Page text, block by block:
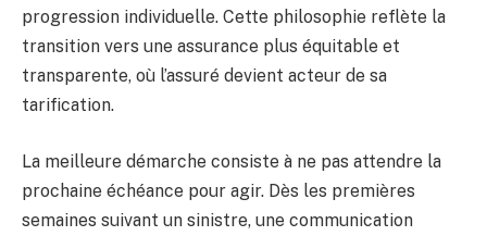
progression individuelle. Cette philosophie reflète la
transition vers une assurance plus équitable et
transparente, où l’assuré devient acteur de sa
tarification.
La meilleure démarche consiste à ne pas attendre la
prochaine échéance pour agir. Dès les premières
semaines suivant un sinistre, une communication